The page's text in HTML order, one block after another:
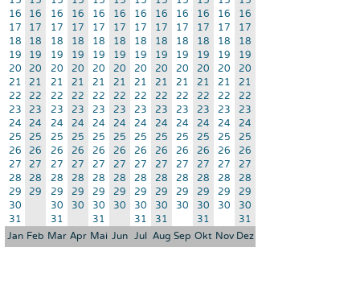
Jan Feb Mar Apr Mai Jun Jul Aug Sep Okt Nov Dez
16
16 16 16 16 16 16 16 16 16 16
16
17
17 17 17 17 17 17 17 17 17 17
17
18
18 18 18 18 18 18 18 18 18 18
18
19
19 19 19 19 19 19 19 19 19 19
19
20
20 20 20 20 20 20 20 20 20 20
20
21
21 21 21 21 21 21 21 21 21 21
21
22
22 22 22 22 22 22 22 22 22 22
22
23
23 23 23 23 23 23 23 23 23 23
23
24
24 24 24 24 24 24 24 24 24 24
24
25
25 25 25 25 25 25 25 25 25 25
25
26
26 26 26 26 26 26 26 26 26 26
26
27
27 27 27 27 27 27 27 27 27 27
27
28
28 28 28 28 28 28 28 28 28 28
28
29
29 29 29 29 29 29 29 29 29 29
29
30
30 30 30 30 30 30 30 30 30
30
31
31 31 31 31 31 31